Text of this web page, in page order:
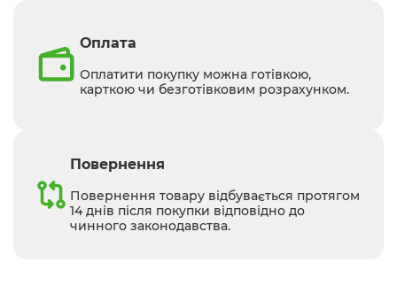
Оплата
Оплатити покупку можна готівкою,
карткою чи безготівковим розрахунком.
Повернення
Повернення товару відбувається протягом
14 днів після покупки відповідно до
чинного законодавства.